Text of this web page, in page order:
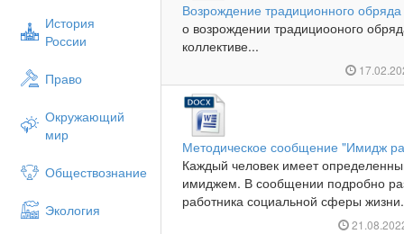
История
России
Право
Окружающий
мир
Обществознание
Экология
Возрождение традиционного
о возрождении традициооного
коллективе...
Методическое сообщение "Имидж
Каждый человек имеет
имиджем. В сообщении подробно
работника социальной сферы